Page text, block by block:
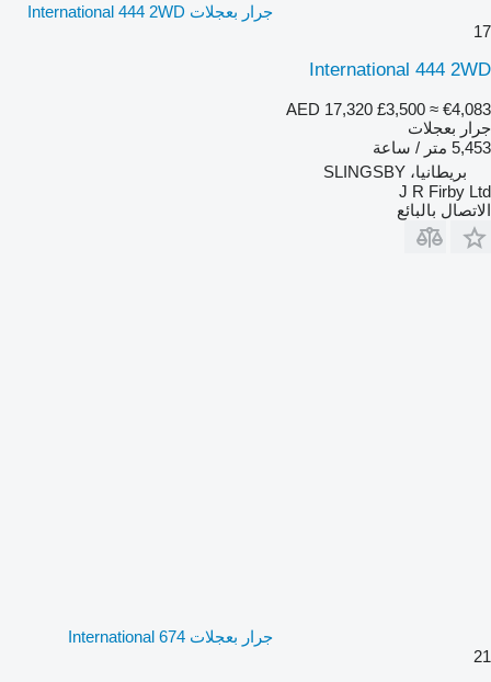
جرار بعجلات International 444 2WD
17
International 444 2WD
AED 17,320 £3,500 ≈ €4,083
جرار بعجلات
5,453 متر / ساعة
بريطانيا، SLINGSBY
J R Firby Ltd
الاتصال بالبائع
جرار بعجلات International 674
21